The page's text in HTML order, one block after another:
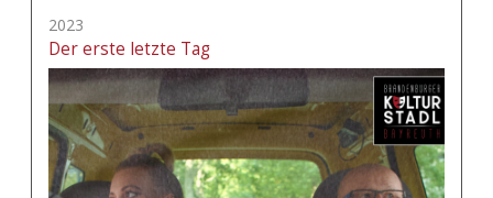
2023
Der erste letzte Tag